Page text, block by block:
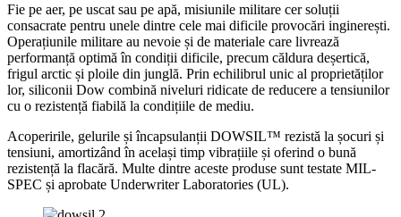
Fie pe aer, pe uscat sau pe apă, misiunile militare cer soluții
consacrate pentru unele dintre cele mai dificile provocări inginerești.
Operațiunile militare au nevoie și de materiale care livrează
performanță optimă în condiții dificile, precum căldura deșertică,
frigul arctic și ploile din junglă. Prin echilibrul unic al proprietăților
lor, siliconii Dow combină niveluri ridicate de reducere a tensiunilor
cu o rezistență fiabilă la condițiile de mediu.
Acoperirile, gelurile și încapsulanții DOWSIL™ rezistă la șocuri și
tensiuni, amortizând în același timp vibrațiile și oferind o bună
rezistență la flacără. Multe dintre aceste produse sunt testate MIL-
SPEC și aprobate Underwriter Laboratories (UL).